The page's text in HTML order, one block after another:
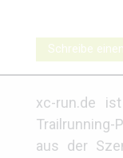
Schreibe
xc-run.de
Trailrunning-
aus der